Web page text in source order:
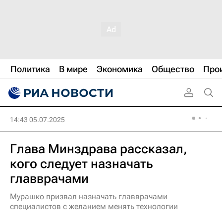
Политика В мире Экономика Общество
14:43 05.07.2025
Глава Минздрава рассказал,
кого следует назначать
главврачами
Мурашко призвал назначать главврачами
специалистов с желанием менять технологии